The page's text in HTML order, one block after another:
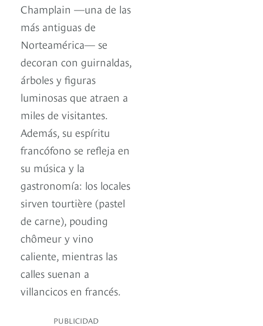
Champlain —una de las
más antiguas de
Norteamérica— se
decoran con guirnaldas,
árboles y figuras
luminosas que atraen a
miles de visitantes.
Además, su espíritu
francófono se refleja en
su música y la
gastronomía: los locales
sirven tourtière (pastel
de carne), pouding
chômeur y vino
caliente, mientras las
calles suenan a
villancicos en francés.
PUBLICIDAD